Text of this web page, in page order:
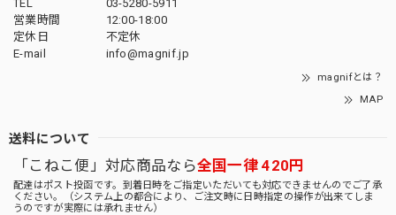
TEL
03-5280-5911
営業時間
12:00-18:00
定休日
不定休
E-mail
info@magnif.jp
magnifとは？
MAP
送料について
「こねこ便」対応商品なら全国一律 420円
配達はポスト投函です。到着日時をご指定いただいても対応できませんのでご了承
ください。（システム上の都合により、ご注文時に日時指定の操作が出来てしま
うのですが実際には承れません）